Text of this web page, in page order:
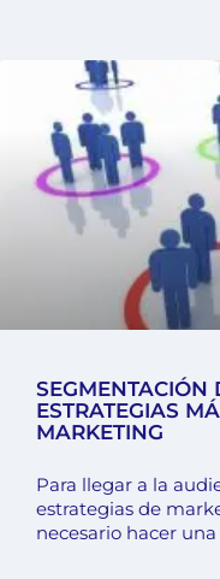
SEGMENTACIÓN
ESTRATEGIAS
MARKETING
Para llegar a la
estrategias de
necesario hacer